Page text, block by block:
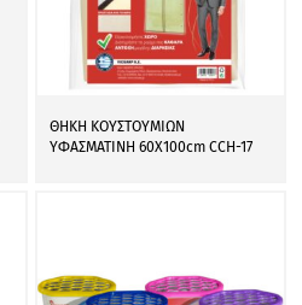
ΘΗΚΗ ΚΟΥΣΤΟΥΜΙΩΝ
ΥΦΑΣΜΑΤΙΝΗ 60Χ100cm CCH-17